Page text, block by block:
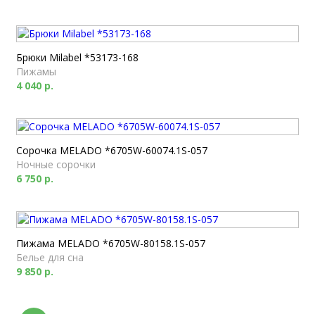
Брюки Milabel *53173-168
Пижамы
4 040 р.
Сорочка MELADO *6705W-60074.1S-057
Ночные сорочки
6 750 р.
Пижама MELADO *6705W-80158.1S-057
Белье для сна
9 850 р.